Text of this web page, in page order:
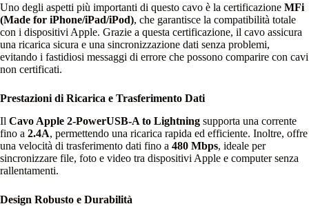
Uno degli aspetti più importanti di questo cavo è la certificazione MFi
(Made for iPhone/iPad/iPod), che garantisce la compatibilità totale
con i dispositivi Apple. Grazie a questa certificazione, il cavo assicura
una ricarica sicura e una sincronizzazione dati senza problemi,
evitando i fastidiosi messaggi di errore che possono comparire con cavi
non certificati.
Prestazioni di Ricarica e Trasferimento Dati
Il Cavo Apple 2-PowerUSB-A to Lightning supporta una corrente
fino a 2.4A, permettendo una ricarica rapida ed efficiente. Inoltre, offre
una velocità di trasferimento dati fino a 480 Mbps, ideale per
sincronizzare file, foto e video tra dispositivi Apple e computer senza
rallentamenti.
Design Robusto e Durabilità